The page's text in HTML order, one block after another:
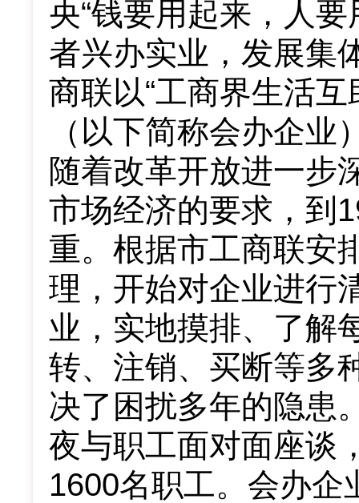
央“钱要用起来，人
者兴办实业，发展集
商联以“工商界生活
（以下简称会办企
随着改革开放进一步
市场经济的要求，到
重。根据市工商联安
理，开始对企业进行
业，实地摸排、了解
转、注销、买断等多
决了困扰多年的隐患
夜与职工面对面座谈
1600名职工。会办